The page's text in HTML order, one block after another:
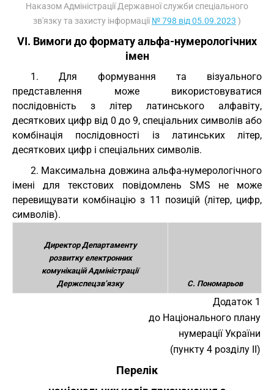
Наказом Адміністрації Державної служби спеціального
зв'язку та захисту інформації№ 798 від 05.09.2023 )
VI. Вимоги до формату альфа-нумерологічних
імен
1. Для формування та візуального
представлення може використовуватися
послідовність з літер латинського алфавіту,
десяткових цифр від 0 до 9, спеціальних символів або
комбінація послідовності із латинських літер,
десяткових цифр і спеціальних символів.
2. Максимальна довжина альфа-нумерологічного
імені для текстових повідомлень SMS не може
перевищувати комбінацію з 11 позицій (літер, цифр,
символів).
Директор Департаменту
розвитку електронних
комунікацій Адміністрації
Держспецзв’язку
С. Пономарьов
Додаток 1
до Національного плану
нумерації України
(пункту 4 розділу II)
Перелік